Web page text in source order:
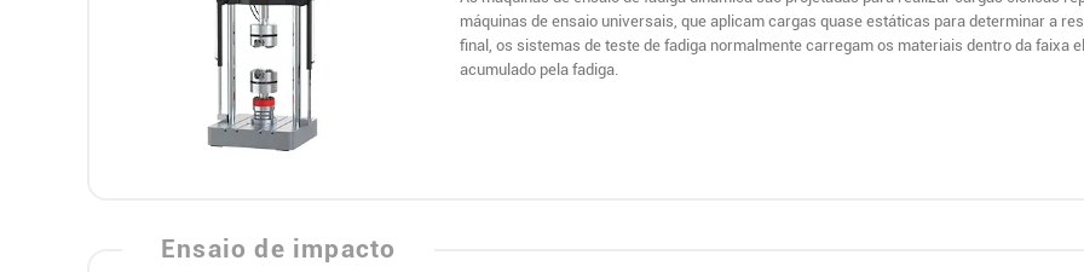
máquinas de ensaio universais, que aplicam cargas quase estáticas para determinar a
final, os sistemas de teste de fadiga normalmente carregam os materiais dentro da faixa
acumulado pela fadiga.
Ensaio de impacto